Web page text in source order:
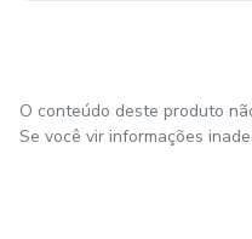
O conteúdo deste produto
Se você vir informações